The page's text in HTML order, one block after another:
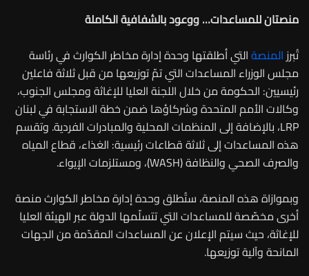
منصتان للمساعدات… ووعود بالشفافية الكاملة
تُبرز المنصةالتي أطلقتها وحدة إدارة مخاطر الكوارث في رئاسة
مجلس الوزراء المساعدات التي تمّ توزيعها من قبل ثلاثة فاعلين
رئيسيين: الحكومة من خلال اللجنة العليا للإغاثة ومجلس الجنوب،
وكالات الأمم المتحدة وشركاؤها ضمن خطة الاستجابة في لبنان
LRP، بالإضافة إلى المنظمات المحلية والمبادرات الفردية. وتقسم
هذه المساعدات إلى ثلاثة قطاعات رئيسية: الغذاء، قطاع المياه
والصرف الصحي والنظافة (WASH)، ومستلزمات الإيواء.
وبموازاة هذه المنصة، ستُطلق وحدة إدارة مخاطر الكوارث منصة
أخرى مخصّصة للمساعدات التي تتسلّمها الدولة عبر الهيئة العليا
للإغاثة، حيث سيتم الإعلان عن المساعدات المقدّمة من الجهات
المانحة وآلية توزيعها.